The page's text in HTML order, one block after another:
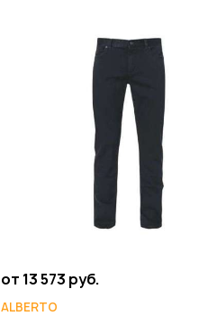
от 13 573 руб.
ALBERTO